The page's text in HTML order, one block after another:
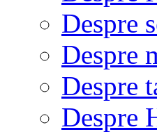
Despre
Despre
Despre
Despre